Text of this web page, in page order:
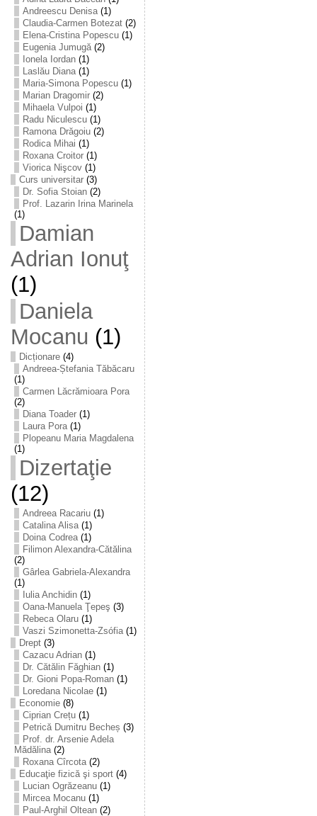
Andreescu Denisa(1)
Claudia-Carmen Botezat(2)
Elena-Cristina Popescu(1)
Eugenia Jumugă(2)
Ionela Iordan(1)
Laslău Diana(1)
Maria-Simona Popescu(1)
Marian Dragomir(2)
Mihaela Vulpoi (1)
Radu Niculescu(1)
Ramona Drăgoiu(2)
Rodica Mihai (1)
Roxana Croitor(1)
Viorica Nişcov(1)
Curs universitar(3)
Dr. Sofia Stoian(2)
Prof. Lazarin Irina Marinela
(1)
Damian
Adrian Ionuţ
(1)
Daniela
Mocanu (1)
Dicționare(4)
Andreea-Ștefania Tăbăcaru
(1)
Carmen Lăcrămioara Pora
(2)
Diana Toader(1)
Laura Pora(1)
Plopeanu Maria Magdalena
(1)
Dizertaţie
(12)
Andreea Racariu(1)
Catalina Alisa(1)
Doina Codrea(1)
Filimon Alexandra-Cătălina
(2)
Gârlea Gabriela-Alexandra
(1)
Iulia Anchidin(1)
Oana-Manuela Ţepeş (3)
Rebeca Olaru(1)
Vaszi Szimonetta-Zsófia(1)
Drept(3)
Cazacu Adrian(1)
Dr. Cătălin Făghian(1)
Dr. Gioni Popa-Roman(1)
Loredana Nicolae(1)
Economie(8)
Ciprian Crețu(1)
Petrică Dumitru Becheș (3)
Prof. dr. Arsenie Adela
Mădălina(2)
Roxana Cîrcota(2)
Educaţie fizică şi sport(4)
Lucian Ogrăzeanu(1)
Mircea Mocanu(1)
Paul-Arghil Oltean(2)